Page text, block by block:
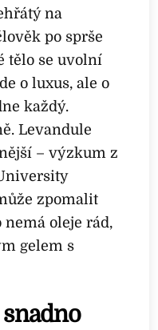
na
po sprše
tělo se uvolní
o luxus, ale o
každý.
Levandule
– výzkum z
zpomalit
oleje rád,
gelem s